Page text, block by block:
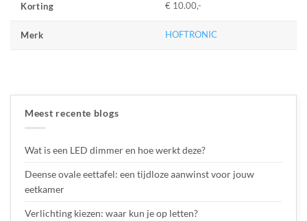
Korting € 10.00,-
Merk HOFTRONIC
Meest recente blogs
Wat is een LED dimmer en hoe werkt deze?
Deense ovale eettafel: een tijdloze aanwinst voor jouw
eetkamer
Verlichting kiezen: waar kun je op letten?